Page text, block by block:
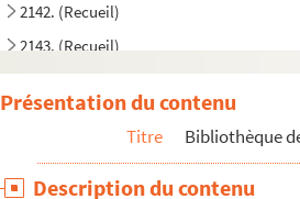
2142. (Recueil)
2143. (Recueil)
2144. Confession d'un pecheur qui,
2145. Meditationes de anno spirituali,
2147. (Traduction française de Principis
Présentation du contenu
Titre Bibliothèque
Description du contenu